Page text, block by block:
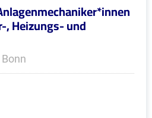
Heizungs- und